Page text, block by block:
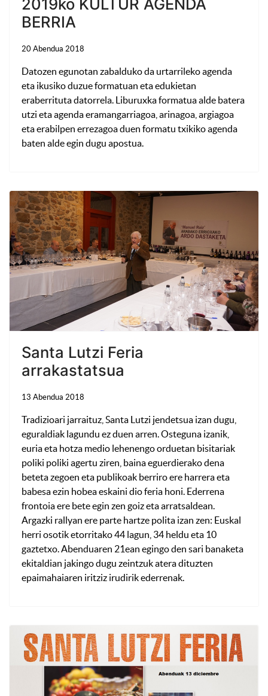
2019ko KULTUR AGENDA
BERRIA
20 Abendua 2018
Datozen egunotan zabalduko da urtarrileko agenda
eta ikusiko duzue formatuan eta edukietan
eraberrituta datorrela. Liburuxka formatua alde batera
utzi eta agenda eramangarriagoa, arinagoa, argiagoa
eta erabilpen errezagoa duen formatu txikiko agenda
baten alde egin dugu apostua.
Santa Lutzi Feria
arrakastatsua
13 Abendua 2018
Tradizioari jarraituz, Santa Lutzi jendetsua izan dugu,
eguraldiak lagundu ez duen arren. Osteguna izanik,
euria eta hotza medio lehenengo orduetan bisitariak
poliki poliki agertu ziren, baina eguerdierako dena
beteta zegoen eta publikoak berriro ere harrera eta
babesa ezin hobea eskaini dio feria honi. Ederrena
frontoia ere bete egin zen goiz eta arratsaldean.
Argazki rallyan ere parte hartze polita izan zen: Euskal
herri osotik etorritako 44 lagun, 34 heldu eta 10
gaztetxo. Abenduaren 21ean egingo den sari banaketa
ekitaldian jakingo dugu zeintzuk atera dituzten
epaimahaiaren iritziz irudirik ederrenak.